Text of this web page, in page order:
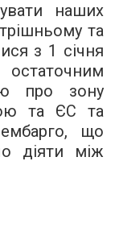
наших
та
з 1 січня
про зону
та ЄС та
що
діяти між